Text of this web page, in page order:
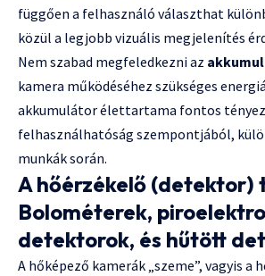
függően a felhasználó választhat
közül a legjobb vizuális megjelenítés
Nem szabad megfeledkezni az
kamera működéséhez szükséges
akkumulátor élettartama fontos
felhasználhatóság szempontjából,
munkák során.
A hőérzékelő (detektor)
Bolométerek,
detektorok, és hűtött
A hőképező kamerák „szeme”, vagyis a